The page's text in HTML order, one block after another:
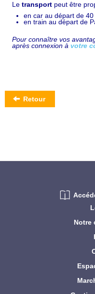
Le transport peut être
en car au départ de
en train au départ de
Pour connaître vos
après connexion à votre
Retour
Notre